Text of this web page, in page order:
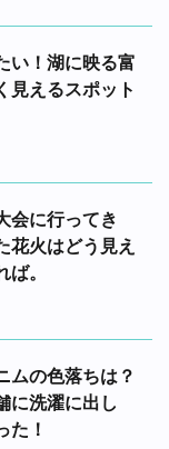
い！湖に映る富
見えるスポット
会に行ってき
花火はどう見え
。
ムの色落ちは？
に洗濯に出し
た！